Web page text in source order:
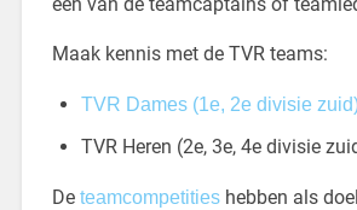
Maak kennis met de TVR teams:
TVR Dames (1e, 2e divisie
TVR Heren (2e, 3e, 4e divisie
De teamcompetities hebben als